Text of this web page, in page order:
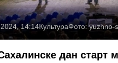
14:14КультураФото:yuzhno-
дан старт